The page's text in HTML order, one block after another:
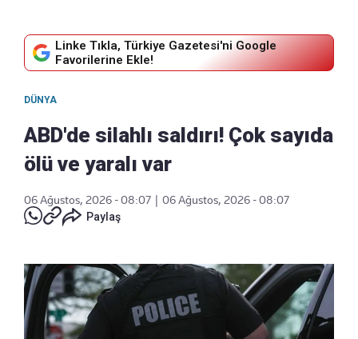
Linke Tıkla, Türkiye Gazetesi'ni Google
Favorilerine Ekle!
DÜNYA
ABD'de silahlı saldırı! Çok sayıda
ölü ve yaralı var
06 Ağustos, 2026 - 08:07 | 06 Ağustos, 2026 - 08:07
Paylaş